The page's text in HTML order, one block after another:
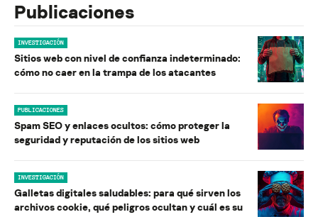
Publicaciones
INVESTIGACIÓN
Sitios web con nivel de confianza indeterminado:
cómo no caer en la trampa de los atacantes
PUBLICACIONES
Spam SEO y enlaces ocultos: cómo proteger la
seguridad y reputación de los sitios web
INVESTIGACIÓN
Galletas digitales saludables: para qué sirven los
archivos cookie, qué peligros ocultan y cuál es su